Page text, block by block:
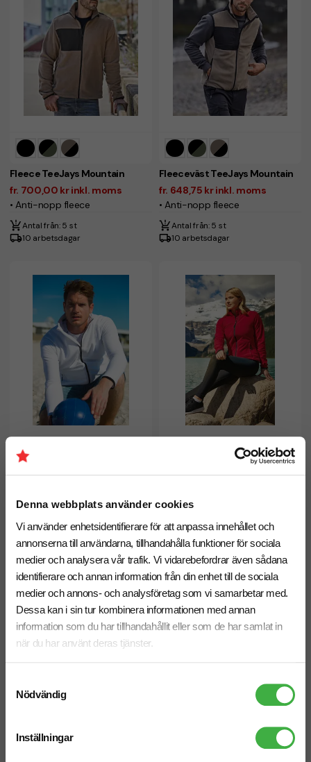
Denna webbplats använder cookies
Vi använder enhetsidentifierare för att anpassa innehållet och
annonserna till användarna, tillhandahålla funktioner för sociala
medier och analysera vår trafik. Vi vidarebefordrar även sådana
identifierare och annan information från din enhet till de sociala
medier och annons- och analysföretag som vi samarbetar med.
Dessa kan i sin tur kombinera informationen med annan
information som du har tillhandahållit eller som de har samlat in
när du har använt deras tjänster.
Nödvändig
Inställningar
Fleece TeeJays Mountain
fr. 700,00 kr inkl. moms
• Anti-nopp fleece
Antal från: 5 st
10 arbetsdagar
Fleeceväst TeeJays Mountain
fr. 648,75 kr inkl. moms
• Anti-nopp fleece
Antal från: 5 st
10 arbetsdagar
fr. 443,75 kr inkl. moms
Antal från: 5 st
6 arbetsdagar
fr. 435,00 kr inkl. moms
Antal från: 5 st
6 arbetsdagar